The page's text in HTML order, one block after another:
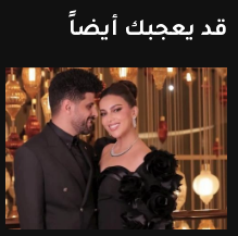
قد يعجبك أيضاً